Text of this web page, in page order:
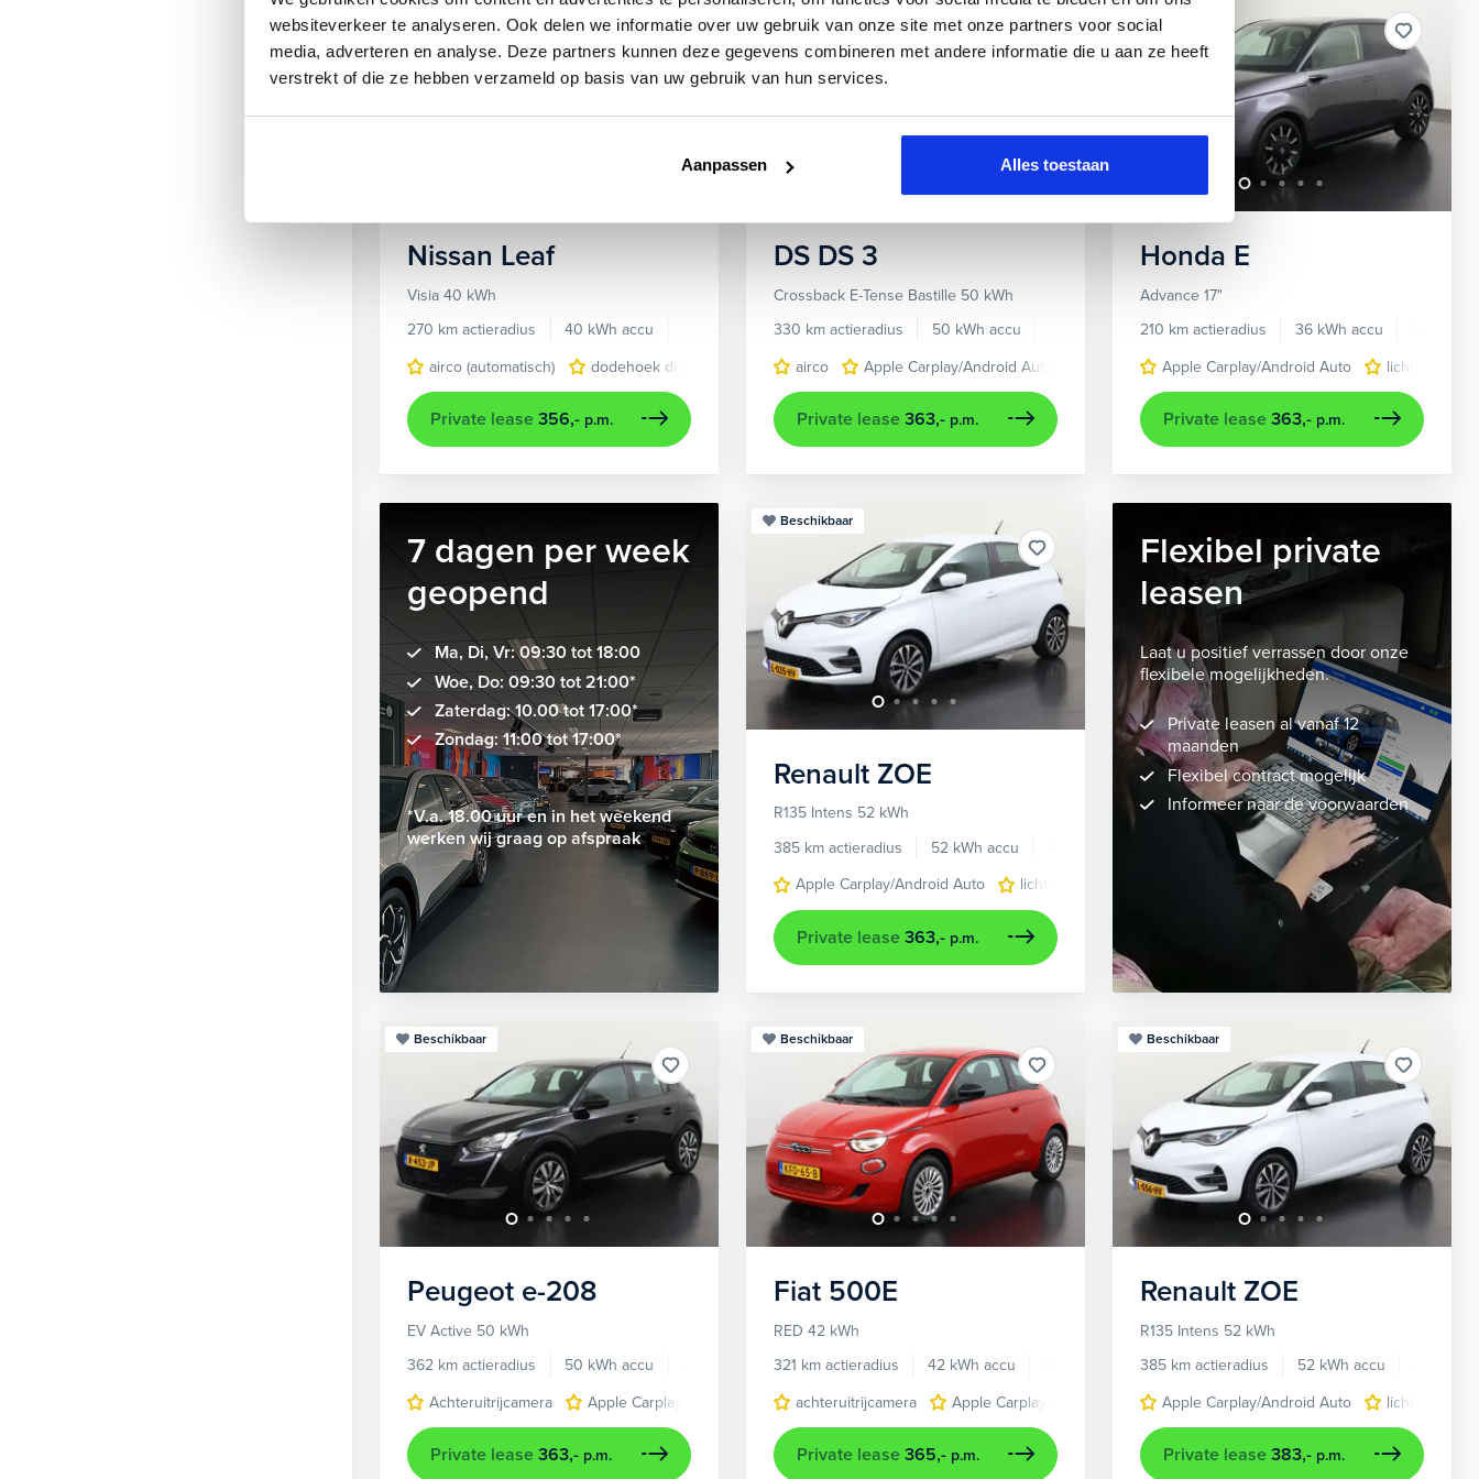
websiteverkeer te analyseren. Ook delen we informatie over uw gebruik van onze site met onze partners voor social
media, adverteren en analyse. Deze partners kunnen deze gegevens combineren met andere informatie die u aan ze heeft
verstrekt of die ze hebben verzameld op basis van uw gebruik van hun services.
Aanpassen Alles toestaan
Beschikbaar
Nissan Leaf
Visia 40 kWh
270 km actieradius
40 kWh accu
113.773 km
airco (automatisch)
dodehoek detectie
Private lease 356,- p.m.
Beschikbaar
DS DS 3
Crossback E-Tense Bastille 50 kWh
330 km actieradius
50 kWh accu
55.573 km
airco
Apple Carplay/Android Auto lichtmetalen velgen 17" navigatiesysteem full map
Private lease 363,- p.m.
Beschikbaar
Honda E
Advance 17"
210 km actieradius
36 kWh accu
Apple Carplay/Android Auto
lichtmetalen
Private lease 363,- p.m.
7 dagen per week
geopend
Ma, Di, Vr: 09:30 tot 18:00
Woe, Do: 09:30 tot 21:00*
Zaterdag: 10.00 tot 17:00*
Zondag: 11:00 tot 17:00*
*V.a. 18.00 uur en in het weekend
werken wij graag op afspraak
Beschikbaar
Renault ZOE
R135 Intens 52 kWh
385 km actieradius
52 kWh accu
Apple Carplay/Android Auto
lichtmetalen velgen 16" navigatiesysteem full map stof/
Private lease 363,- p.m.
Flexibel private
leasen
Laat u positief verrassen door onze
flexibele mogelijkheden.
Private leasen al vanaf 12
maanden
Flexibel contract mogelijk
Informeer naar de voorwaarden
Beschikbaar
Peugeot e-208
EV Active 50 kWh
362 km actieradius
50 kWh accu
58.703 km
Achteruitrijcamera
Apple Carplay/Android Auto Autonomous Emergency Braking cruise control navigatiesysteem full map
Private lease 363,- p.m.
Beschikbaar
Fiat 500E
RED 42 kWh
321 km actieradius
42 kWh accu
9 km
achteruitrijcamera
Apple Carplay/Android Auto kleur rood navigatiesysteem full map
Private lease 365,- p.m.
Beschikbaar
Renault ZOE
R135 Intens 52 kWh
385 km actieradius
52 kWh accu
Apple Carplay/Android Auto
lichtmetalen
Private lease 383,- p.m.